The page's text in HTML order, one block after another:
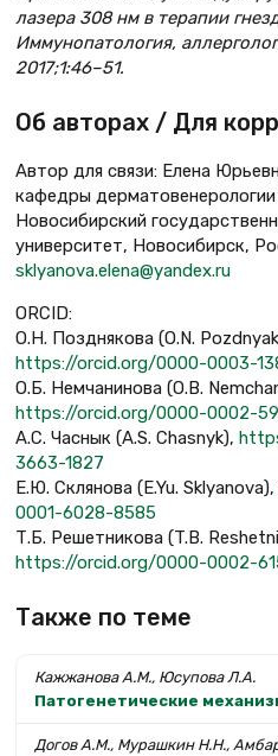
лазера 308 нм в терапии
Иммунопатология,
2017;1:46–51.
Об авторах / Для
Автор для связи: Елена
кафедры дерматовенерологии
Новосибирский
университет, Новосибирск,
sklyanova.elena@yandex.ru
ORCID:
О.Н. Позднякова (O.N.
https://orcid.org/0000-0003-
О.Б. Немчанинова (О.В.
https://orcid.org/0000-0002-
А.С. Часнык (A.S. Chasnyk),
3663-1827
Е.Ю. Склянова (E.Yu. Sklyanova),
0001-6028-8585
Т.Б. Решетникова (T.B.
https://orcid.org/0000-0002-
Также по теме
Кажжанова А.М., Юсупова Л.А.
Патогенетические
Догов А.М., Мурашкин Н.Н.,